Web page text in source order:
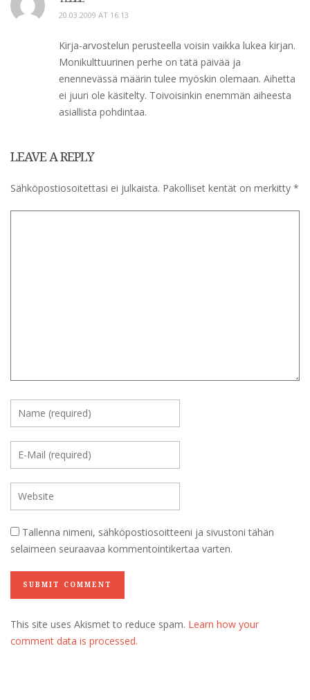
20.03.2009 AT 16:13
Kirja-arvostelun perusteella voisin vaikka lukea kirjan.
Monikulttuurinen perhe on tätä päivää ja
enennevässä määrin tulee myöskin olemaan. Aihetta
ei juuri ole käsitelty. Toivoisinkin enemmän aiheesta
asiallista pohdintaa.
LEAVE A REPLY
Sähköpostiosoitettasi ei julkaista. Pakolliset kentät on merkitty *
Tallenna nimeni, sähköpostiosoitteeni ja sivustoni tähän
selaimeen seuraavaa kommentointikertaa varten.
This site uses Akismet to reduce spam. Learn how your
comment data is processed.